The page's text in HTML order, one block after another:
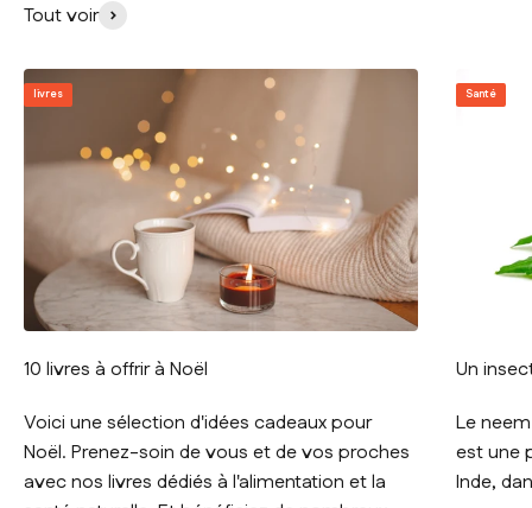
Tout voir
livres
10 livres à offrir à Noël
Voici une sélection d'idées cadeaux pour
Noël. Prenez-soin de vous et de vos proches
avec nos livres dédiés à l'alimentation et la
Santé
Un
Le
est une
Inde,